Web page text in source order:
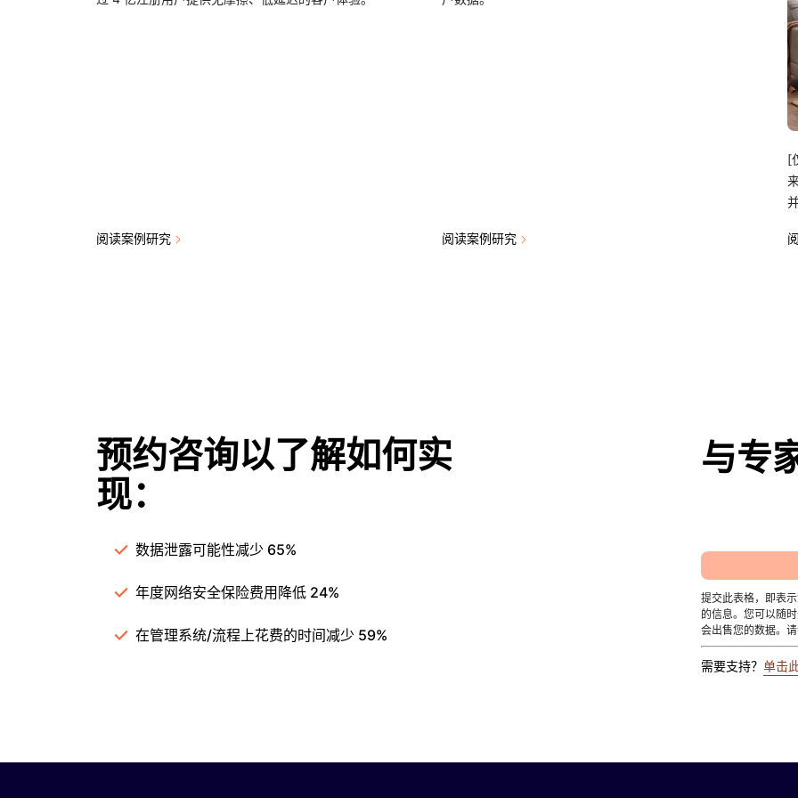
阅读案例研究 阅读案例研究
[
预约咨询以了解如何实
现：
数据泄露可能性减少 65%
年度网络安全保险费用降低 24%​
在管理系统/流程上花费的时间减少 59%
与专
提交此表格，即表
的信息。您可以随
会出售您的数据。
需要支持？ 单击